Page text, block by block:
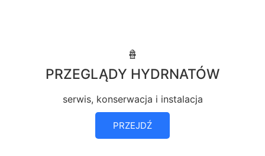
PRZEGLĄDY HYDRNATÓW
serwis, konserwacja i instalacja
PRZEJDŹ